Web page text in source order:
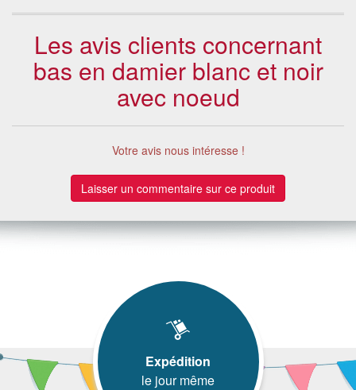
Les avis clients concernant
bas en damier blanc et noir
avec noeud
Votre avis nous intéresse !
Laisser un commentaire sur ce produit
Expédition
le jour même